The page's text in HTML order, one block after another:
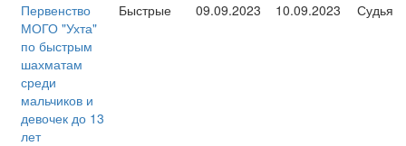
Первенство
МОГО "Ухта"
по быстрым
шахматам
среди
мальчиков и
девочек до 13
лет
Быстрые 09.09.2023 10.09.2023 Судья